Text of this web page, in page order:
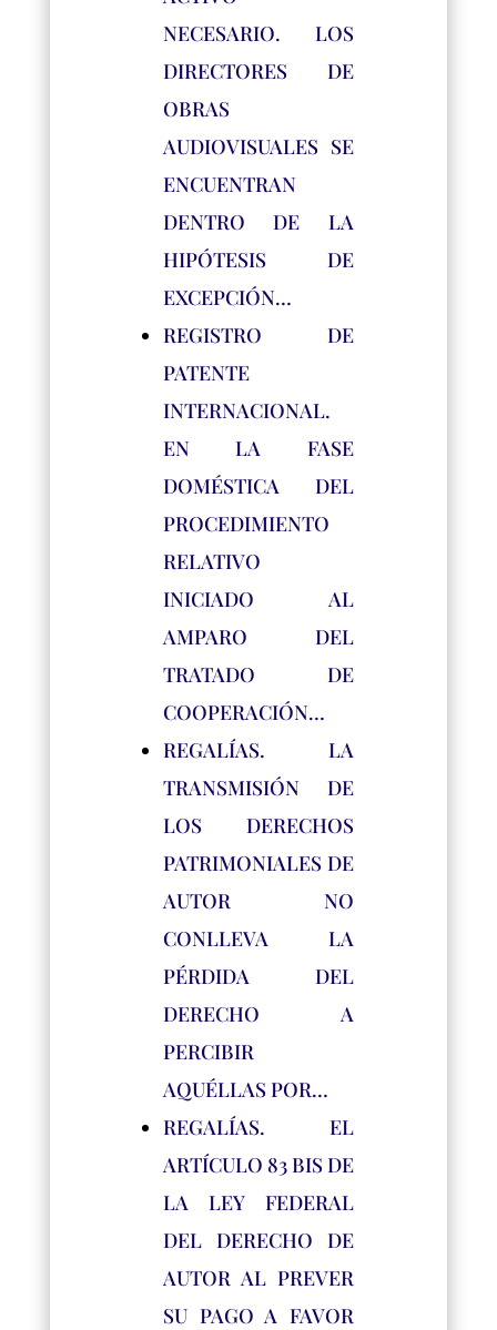
NECESARIO. LOS
DIRECTORES DE
OBRAS
AUDIOVISUALES SE
ENCUENTRAN
DENTRO DE LA
HIPÓTESIS DE
EXCEPCIÓN…
REGISTRO DE
PATENTE
INTERNACIONAL.
EN LA FASE
DOMÉSTICA DEL
PROCEDIMIENTO
RELATIVO
INICIADO AL
AMPARO DEL
TRATADO DE
COOPERACIÓN…
REGALÍAS. LA
TRANSMISIÓN DE
LOS DERECHOS
PATRIMONIALES DE
AUTOR NO
CONLLEVA LA
PÉRDIDA DEL
DERECHO A
PERCIBIR
AQUÉLLAS POR…
REGALÍAS. EL
ARTÍCULO 83 BIS DE
LA LEY FEDERAL
DEL DERECHO DE
AUTOR AL PREVER
SU PAGO A FAVOR